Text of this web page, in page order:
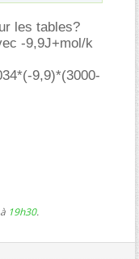
les tables?
-9,9J+mol/k
9,9)*(3000-
19h30.